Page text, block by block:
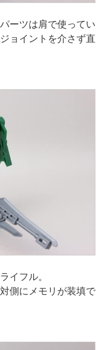
ーツは肩で使ってい
ョイントを介さず直
イフル。
側にメモリが装填で